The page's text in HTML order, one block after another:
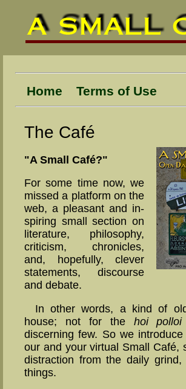
Home Terms of Use
The Café
"A Small Café?"
For some time now, we
missed a plat­­form on the
web, a plea­s­ant and in­
spir­ing small sect­ion on
li­ter­ature, philo­sophy,
cri­ti­­cism, chron­i­cles,
and, hope­fully, cle­ver
state­­ments, dis­course
and de­bate.
In other words, a kind of
house; not for the hoi polloi
discerning few. So we
our and your vir­tual Small Café,
distraction from the daily grind,
things.